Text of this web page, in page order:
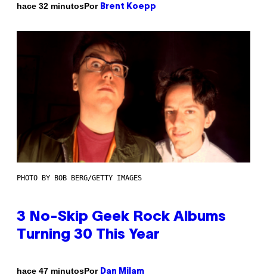
hace 32 minutosPor Brent Koepp
PHOTO BY BOB BERG/GETTY IMAGES
3 No-Skip Geek Rock Albums
Turning 30 This Year
hace 47 minutosPor Dan Milam